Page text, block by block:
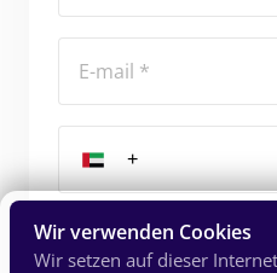
Jetzt
Wir verwenden Cookies
Wir setzen auf dieser